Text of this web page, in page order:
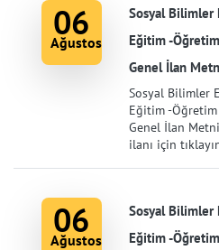
06
Ağustos
Sosyal
Eğitim -Öğretim
Genel İlan
Sosyal Bilimler
Eğitim -Öğretim
Genel İlan
ilanı için
06
Ağustos
Sosyal
Eğitim -Öğretim